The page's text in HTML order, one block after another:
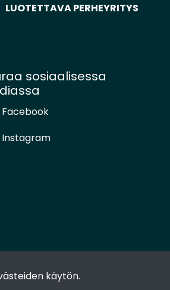
käytön.
LUOTETTAVA PERHEYRITYS
sosiaalisessa
Facebook
Instagram